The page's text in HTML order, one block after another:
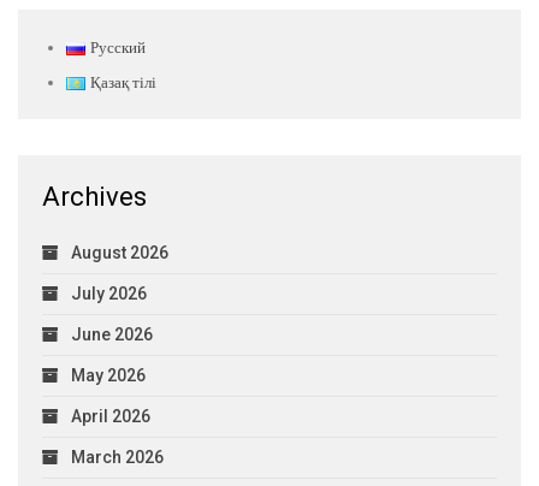
Русский
Қазақ тілі
Archives
August 2026
July 2026
June 2026
May 2026
April 2026
March 2026